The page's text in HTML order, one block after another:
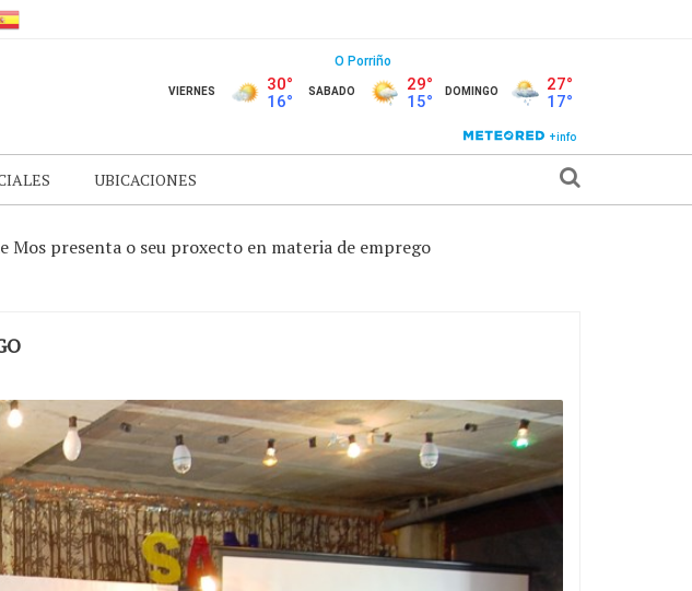
UBICACIONES
Mos presenta o seu proxecto en materia de emprego